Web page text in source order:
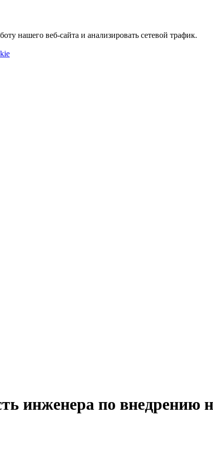
нашего веб-сайта и анализировать сетевой трафик.
инженера по внедрению